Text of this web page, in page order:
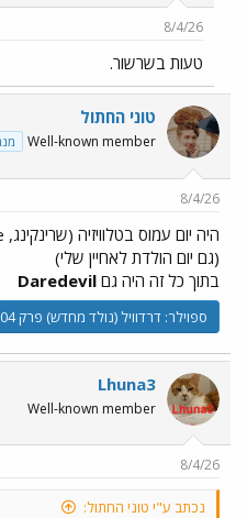
8/4/26
טעות בשרשור.
טוני החתול
Well-known member
8/4/26
היה יום עמוס בטלוויזיה (שרינקינג, The Boys, Invincible)
(גם יום הולדת לאחיין שלי)
בתוך כל זה היה גם Daredevil
ספוילר: דרדוויל (נולד מחדש) פרק 2X04
Lhuna3
Well-known member
8/4/26
נכתב ע"י טוני החתול: